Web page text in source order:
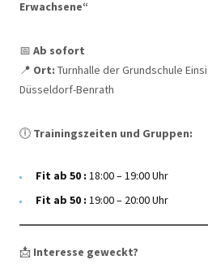
Erwachsene“
📅 Ab sofort
📍 Ort: Turnhalle der Grundschule
Düsseldorf-Benrath
🕕 Trainingszeiten und Gruppen:
Fit ab 50 : 18:00 – 19:00 Uhr
Fit ab 50 : 19:00 – 20:00 Uhr
📩 Interesse geweckt?